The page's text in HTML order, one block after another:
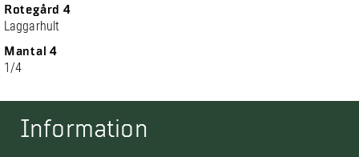
Rotegård 4
Laggarhult
Mantal 4
1/4
Information